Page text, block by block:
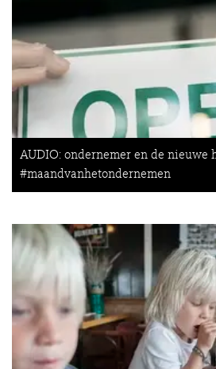
AUDIO: ondernemer en de nieuwe
#maandvanhetondernemen